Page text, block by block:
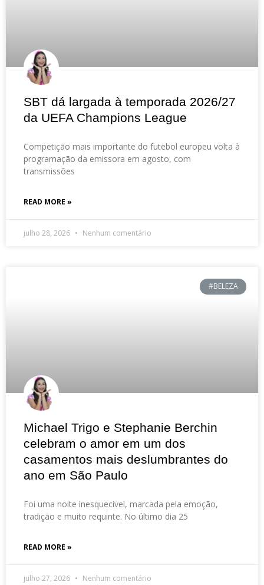
SBT dá largada à temporada 2026/27
da UEFA Champions League
Competição mais importante do futebol europeu volta à
programação da emissora em agosto, com
transmissões
READ MORE »
julho 28, 2026 Nenhum comentário
#BELEZA
Michael Trigo e Stephanie Berchin
celebram o amor em um dos
casamentos mais deslumbrantes do
ano em São Paulo
Foi uma noite inesquecível, marcada pela emoção,
tradição e muito requinte. No último dia 25
READ MORE »
julho 27, 2026 Nenhum comentário